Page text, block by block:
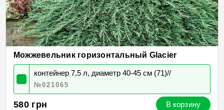
Можжевельник горизонтальный Glacier
контейнер 7,5 л, диаметр 40-45 см (71)//
№021065
580 грн В корзину